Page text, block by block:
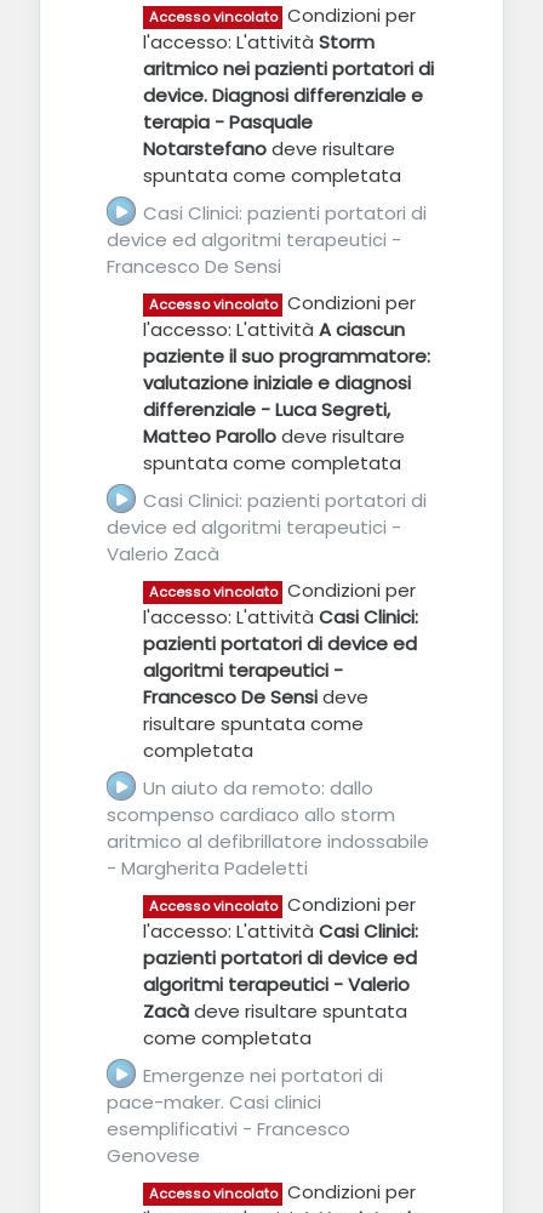
Accesso vincolato Condizioni per
l'accesso: L'attività Storm
aritmico nei pazienti portatori di
device. Diagnosi differenziale e
terapia - Pasquale
Notarstefanodeve risultare
spuntata come completata
Casi Clinici: pazienti portatori di
device ed algoritmi terapeutici -
Francesco De Sensi
Accesso vincolato Condizioni per
l'accesso: L'attività A ciascun
paziente il suo programmatore:
valutazione iniziale e diagnosi
differenziale - Luca Segreti,
Matteo Parollodeve risultare
spuntata come completata
Casi Clinici: pazienti portatori di
device ed algoritmi terapeutici -
Valerio Zacà
Accesso vincolato Condizioni per
l'accesso: L'attività Casi Clinici:
pazienti portatori di device ed
algoritmi terapeutici -
Francesco De Sensideve
risultare spuntata come
completata
Un aiuto da remoto: dallo
scompenso cardiaco allo storm
aritmico al defibrillatore indossabile
- Margherita Padeletti
Accesso vincolato Condizioni per
l'accesso: L'attività Casi Clinici:
pazienti portatori di device ed
algoritmi terapeutici - Valerio
Zacàdeve risultare spuntata
come completata
Emergenze nei portatori di
pace-maker. Casi clinici
esemplificativi - Francesco
Genovese
Accesso vincolato Condizioni per